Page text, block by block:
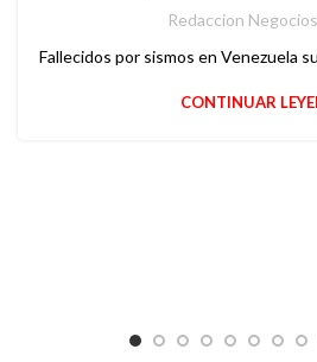
Redaccion Negocios
Fallecidos por sismos en Venezuela
CONTINUAR